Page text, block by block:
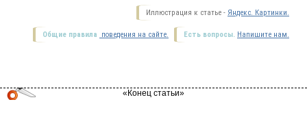
Иллюстрация к статье - Яндекс. Картинки.
Есть вопросы. Напишите нам.
Общие правила поведения на сайте.